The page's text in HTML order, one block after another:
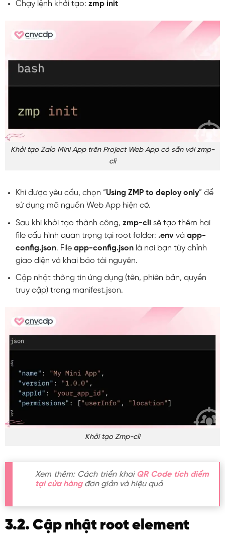
Chạy lệnh khởi tạo: zmp init
Khởi tạo Zalo Mini App trên Project Web App có sẵn với zmp-
cli
Khi được yêu cầu, chọn “Using ZMP to deploy only” để
sử dụng mã nguồn Web App hiện có.
Sau khi khởi tạo thành công, zmp-cli sẽ tạo thêm hai
file cấu hình quan trọng tại root folder: .envvà app-
config.json. File app-config.jsonlà nơi bạn tùy chỉnh
giao diện và khai báo tài nguyên.
Cập nhật thông tin ứng dụng (tên, phiên bản, quyền
truy cập) trong manifest.json.
Khởi tạo Zmp-cli
Xem thêm: Cách triển khai QR Code tích điểm
tại cửa hàngđơn giản và hiệu quả
3.2. Cập nhật root element